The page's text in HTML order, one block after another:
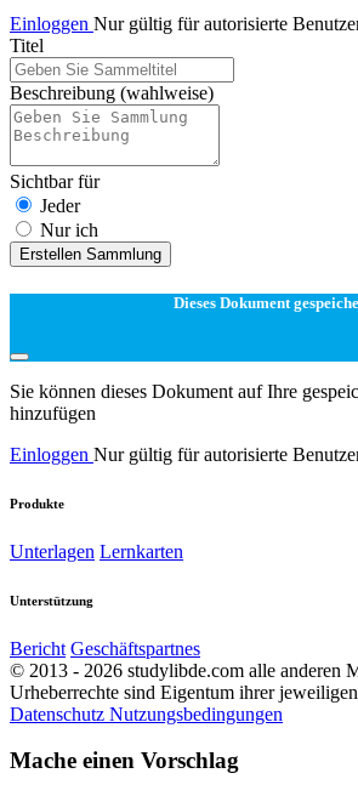
Einloggen Nur gültig für autorisierte
Titel
Beschreibung (wahlweise)
Sichtbar für
Jeder
Nur ich
Erstellen Sammlung
Dieses Dokument
Sie können dieses Dokument auf Ihre
hinzufügen
Einloggen Nur gültig für autorisierte
Produkte
Unterlagen Lernkarten
Unterstützung
Bericht Geschäftspartnes
© 2013 - 2026 studylibde.com alle anderen
Urheberrechte sind Eigentum ihrer
Datenschutz Nutzungsbedingungen
Mache einen Vorschlag